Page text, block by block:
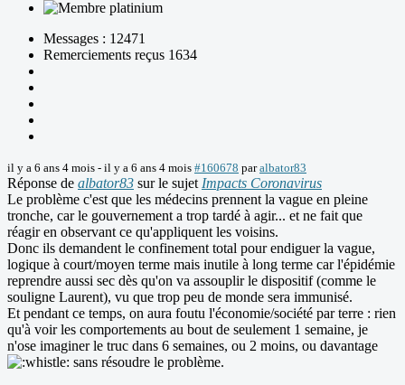
Messages : 12471
Remerciements reçus 1634
il y a 6 ans 4 mois - il y a 6 ans 4 mois #160678 paralbator83
Réponse de albator83 sur le sujet Impacts Coronavirus
Le problème c'est que les médecins prennent la vague en pleine
tronche, car le gouvernement a trop tardé à agir... et ne fait que
réagir en observant ce qu'appliquent les voisins.
Donc ils demandent le confinement total pour endiguer la vague,
logique à court/moyen terme mais inutile à long terme car l'épidémie
reprendre aussi sec dès qu'on va assouplir le dispositif (comme le
souligne Laurent), vu que trop peu de monde sera immunisé.
Et pendant ce temps, on aura foutu l'économie/société par terre : rien
qu'à voir les comportements au bout de seulement 1 semaine, je
n'ose imaginer le truc dans 6 semaines, ou 2 moins, ou davantage
sans résoudre le problème.